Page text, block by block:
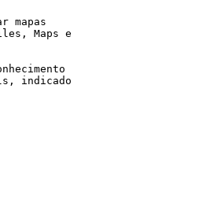
mapas
Maps e
indicado